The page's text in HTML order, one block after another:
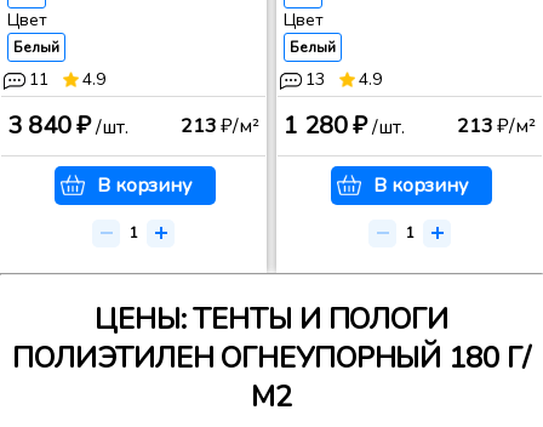
Цвет
Белый
11 4.9
3 840 ₽/шт. 213₽/м²
В корзину
Цвет
Белый
13 4.9
1 280 ₽/шт. 213₽/м²
В корзину
ЦЕНЫ: ТЕНТЫ И ПОЛОГИ
ПОЛИЭТИЛЕН ОГНЕУПОРНЫЙ 180 Г/
М2